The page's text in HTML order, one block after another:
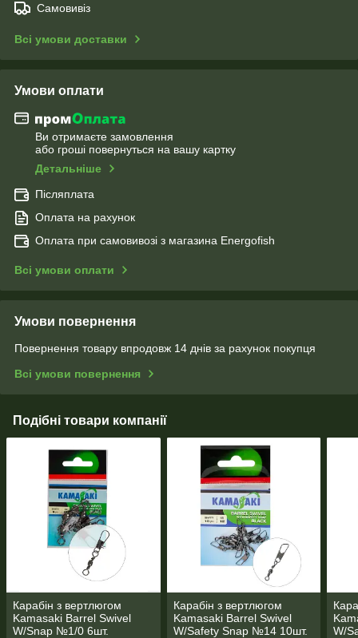
Самовивіз
Всі умови доставки
Умови оплати
Ви отримаєте замовлення
або гроші повернуться на вашу картку
Детальніше
Післяплата
Оплата на рахунок
Оплата при самовивозі з магазина Energofish
Всі умови оплати
Умови повернення
Повернення товару впродовж 14 днів за рахунок покупця
Всі умови повернення
Подібні товари компанії
Карабін з вертлюгом
Kamasaki Barrel Swivel
W/Snap №1/0 6шт.
Карабін з вертлюгом
Kamasaki Barrel Swivel
W/Safety Snap №14 10шт.
W/